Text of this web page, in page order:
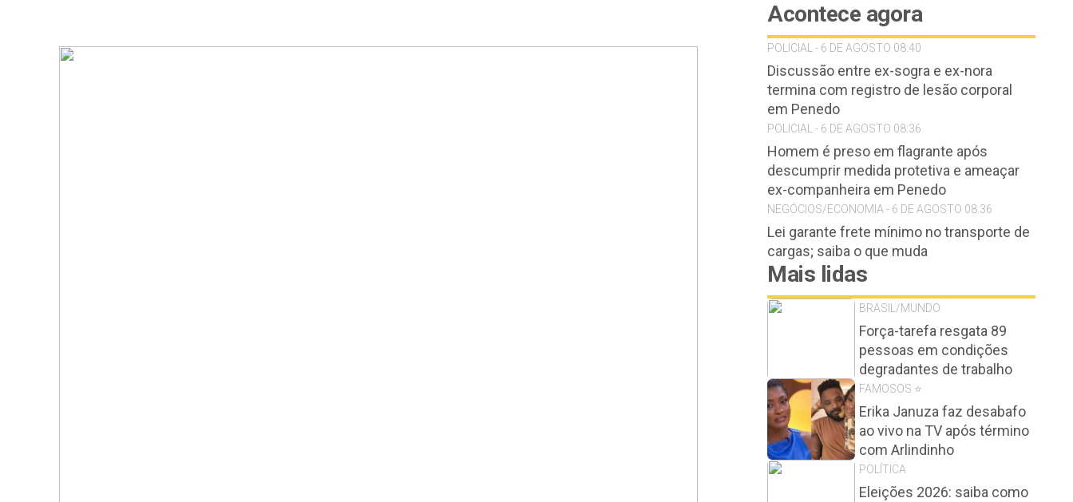
Acontece agora
POLICIAL - 6 DE AGOSTO 08:40
Discussão entre ex-sogra e ex-nora
termina com registro de lesão corporal
em Penedo
POLICIAL - 6 DE AGOSTO 08:36
Homem é preso em flagrante após
descumprir medida protetiva e ameaçar
ex-companheira em Penedo
NEGÓCIOS/ECONOMIA - 6 DE AGOSTO 08:36
Lei garante frete mínimo no transporte de
cargas; saiba o que muda
Mais lidas
BRASIL/MUNDO
Força-tarefa resgata 89
pessoas em condições
degradantes de trabalho
FAMOSOS ⭐️
Erika Januza faz desabafo
ao vivo na TV após término
com Arlindinho
POLÍTICA
Eleições 2026: saiba como